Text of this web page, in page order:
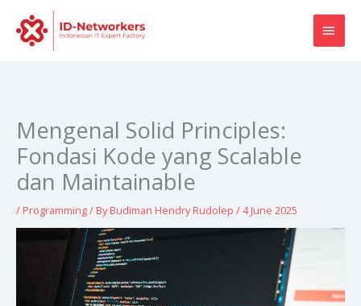
content
Mengenal Solid Principles:
Fondasi Kode yang Scalable
dan Maintainable
/ Programming/ ByBudiman Hendry Rudolep /4 June 2025